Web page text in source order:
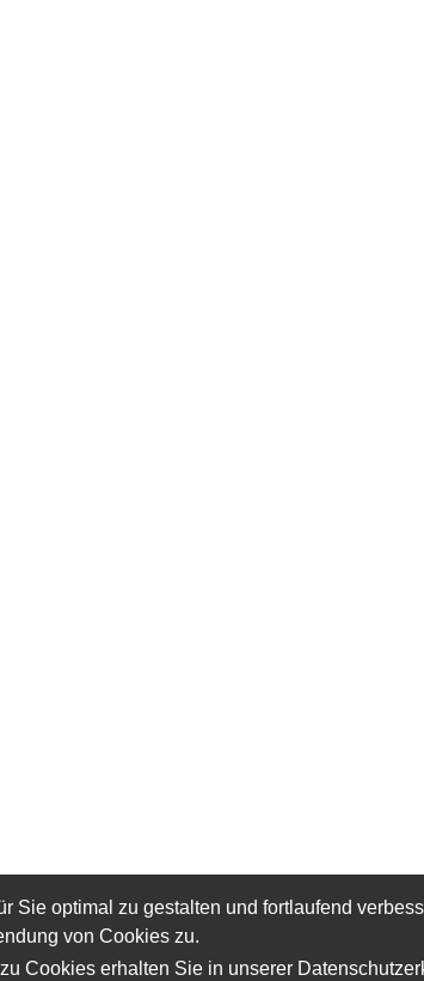
Sie optimal zu gestalten und fortlaufend
von Cookies zu.
Cookies erhalten Sie in unserer